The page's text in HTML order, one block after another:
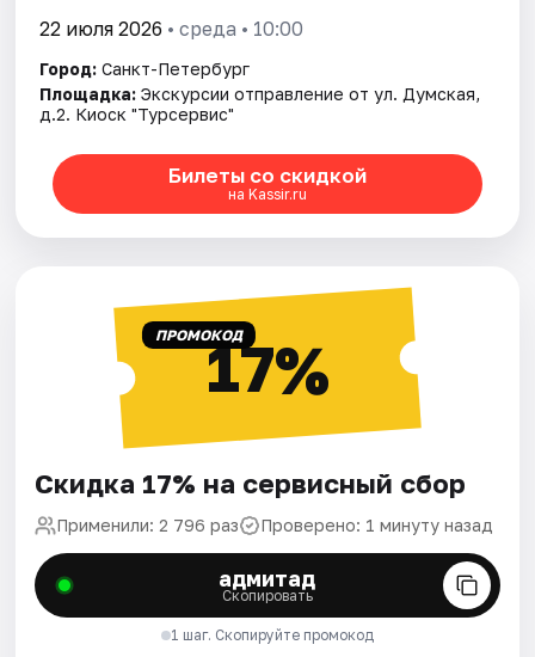
22 июля 2026 • среда • 10:00
Город: Санкт-Петербург
Площадка: Экскурсии отправление от ул. Думская,
д.2. Киоск "Турсервис"
Билеты со скидкой
на Kassir.ru
ПРОМОКОД17%
Скидка 17% на сервисный сбор
Применили: 2 796 раз Проверено: 1 минуту назад
адмитад
Скопировать
1 шаг. Скопируйте промокод